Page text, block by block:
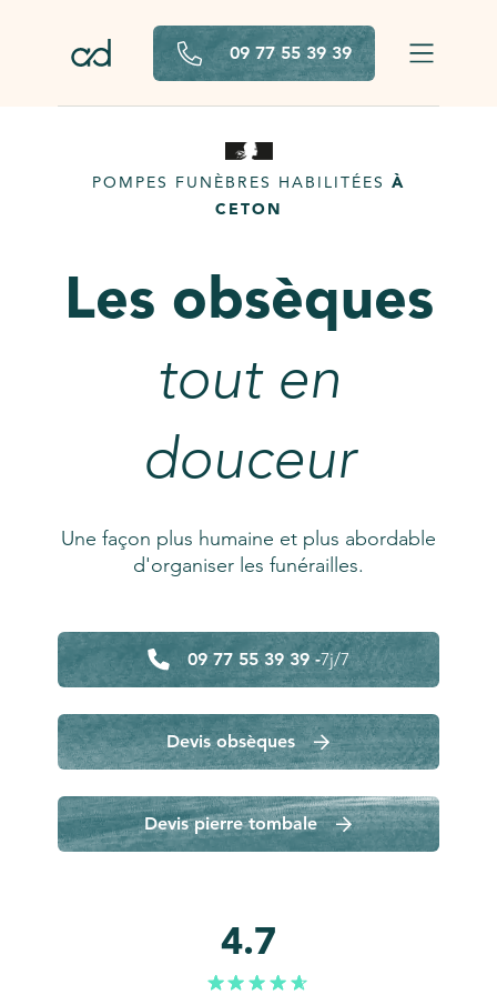
09 77 55 39 39
POMPES FUNÈBRES HABILITÉES À
CETON
Les obsèques
tout en
douceur
Une façon plus humaine et plus abordable
d'organiser les funérailles.
09 77 55 39 39 -7j/7
Devis obsèques
Devis pierre tombale
4.7